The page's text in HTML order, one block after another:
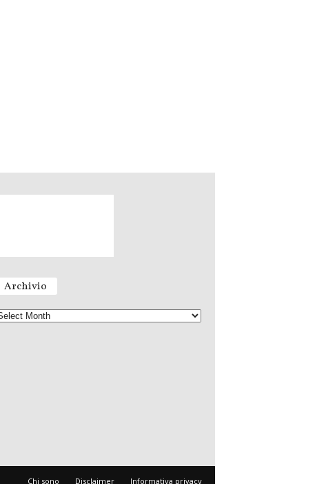
Archivio
Chi sono Disclaimer Informativa privacy